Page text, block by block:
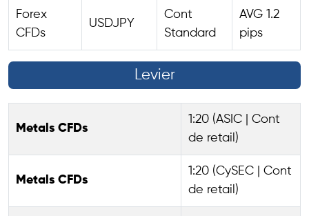
Forex
CFDs
USDJPY
Cont
Standard
AVG 1.2
pips
Levier
Metals CFDs
1:20 (ASIC | Cont
de retail)
Metals CFDs
1:20 (CySEC | Cont
de retail)